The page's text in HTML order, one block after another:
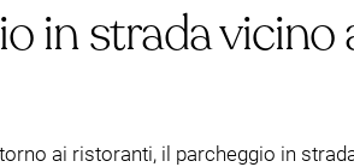
in strada
ai ristoranti, il parcheggio in